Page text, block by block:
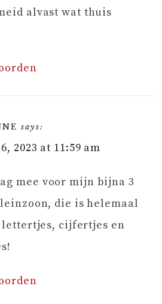
alvast wat thuis
says:
2023 at 11:59 am
mee voor mijn bijna 3
die is helemaal
lettertjes, cijfertjes en